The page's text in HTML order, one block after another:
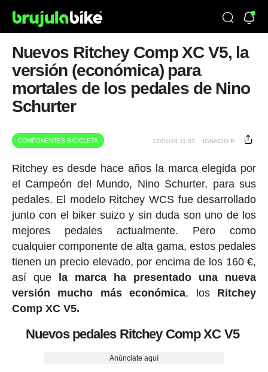
Nuevos Ritchey Comp XC V5, la
versión (económica) para
mortales de los pedales de Nino
Schurter
COMPONENTES BICICLETA 17/01/18 11:03 IGNACIO P.
Ritchey es desde hace años la marca elegida por
el Campeón del Mundo, Nino Schurter, para sus
pedales. El modelo Ritchey WCS fue desarrollado
junto con el biker suizo y sin duda son uno de los
mejores pedales actualmente. Pero como
cualquier componente de alta gama, estos pedales
tienen un precio elevado, por encima de los 160 €,
así que
la marca ha presentado una nueva
versión mucho más económica, los Ritchey
Comp XC V5.
Nuevos pedales Ritchey Comp XC V5
Anúnciate aquí